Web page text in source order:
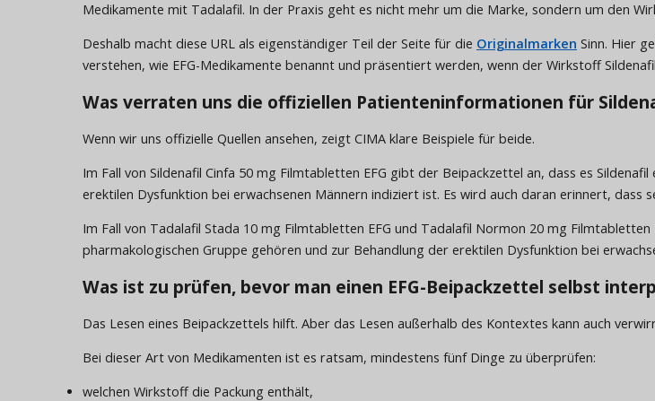
Medikamente mit Tadalafil. In der Praxis geht es nicht mehr um die Marke, sondern um den
Deshalb macht diese URL als eigenständiger Teil der Seite für die Originalmarken Sinn. Hier
verstehen, wie EFG-Medikamente benannt und präsentiert werden, wenn der Wirkstoff
Was verraten uns die offiziellen Patienteninformationen für
Wenn wir uns offizielle Quellen ansehen, zeigt CIMA klare Beispiele für beide.
Im Fall von Sildenafil Cinfa 50 mg Filmtabletten EFG gibt der Beipackzettel an, dass es
erektilen Dysfunktion bei erwachsenen Männern indiziert ist. Es wird auch daran erinnert, dass
Im Fall von Tadalafil Stada 10 mg Filmtabletten EFG und Tadalafil Normon 20 mg
pharmakologischen Gruppe gehören und zur Behandlung der erektilen Dysfunktion bei
Was ist zu prüfen, bevor man einen EFG-Beipackzettel selbst
Das Lesen eines Beipackzettels hilft. Aber das Lesen außerhalb des Kontextes kann auch
Bei dieser Art von Medikamenten ist es ratsam, mindestens fünf Dinge zu überprüfen:
welchen Wirkstoff die Packung enthält,